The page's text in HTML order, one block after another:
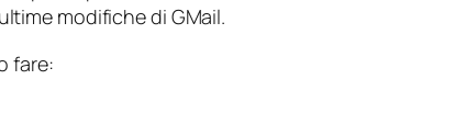
modifiche di GMail.
fare: